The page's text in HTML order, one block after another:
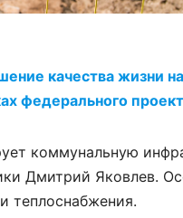
качества жизни
федерального
коммунальную
Дмитрий Яковлев.
теплоснабжения.